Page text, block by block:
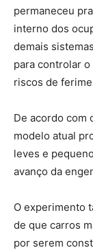
permaneceu
interno dos
demais
para controlar
riscos de
De acordo com
modelo atual
leves e
avanço da
O experimento
de que carros
por serem